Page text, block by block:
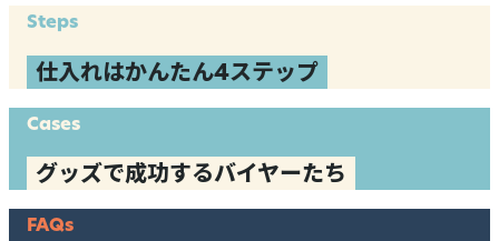
Steps
仕入れはかんたん4ステップ
Cases
グッズで成功するバイヤーたち
FAQs